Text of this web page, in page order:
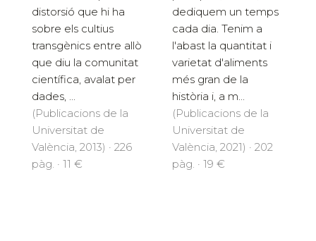
distorsió que hi ha
sobre els cultius
transgènics entre allò
que diu la comunitat
científica, avalat per
dades, ...
(Publicacions de la
Universitat de
València, 2013) · 226
pàg. · 11 €
dediquem un temps
cada dia. Tenim a
l'abast la quantitat i
varietat d'aliments
més gran de la
història i, a m...
(Publicacions de la
Universitat de
València, 2021) · 202
pàg. · 19 €